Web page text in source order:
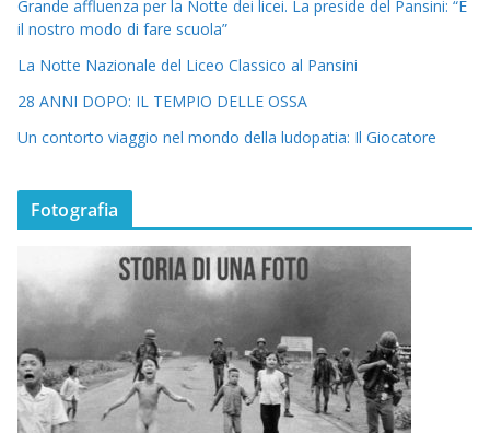
Grande affluenza per la Notte dei licei. La preside del Pansini: “È
il nostro modo di fare scuola”
La Notte Nazionale del Liceo Classico al Pansini
28 ANNI DOPO: IL TEMPIO DELLE OSSA
Un contorto viaggio nel mondo della ludopatia: Il Giocatore
Fotografia